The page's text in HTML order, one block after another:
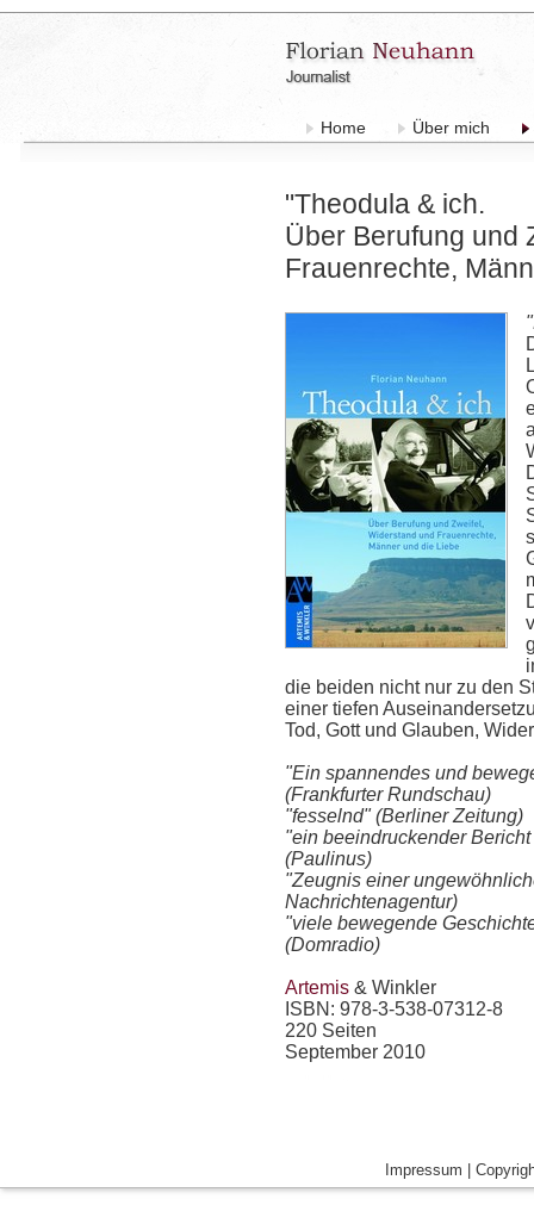
Home Über mich
"Theodula & ich.
Über Berufung und
Frauenrechte,
die beiden nicht nur zu den
einer tiefen
Tod, Gott und Glauben,
"Ein spannendes und
(Frankfurter Rundschau)
"fesselnd" (Berliner Zeitung)
"ein beeindruckender
(Paulinus)
"Zeugnis einer
Nachrichtenagentur)
"viele bewegende
(Domradio)
Artemis & Winkler
ISBN: 978-3-538-07312-8
220 Seiten
September 2010
Impressum |